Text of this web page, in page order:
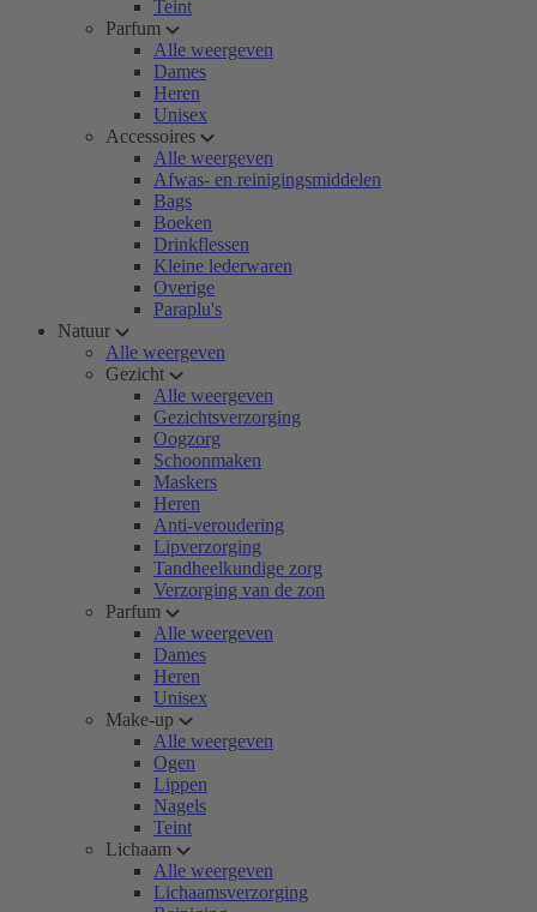
Teint
Parfum
Alle weergeven
Dames
Heren
Unisex
Accessoires
Alle weergeven
Afwas- en reinigingsmiddelen
Bags
Boeken
Drinkflessen
Kleine lederwaren
Overige
Paraplu's
Natuur
Alle weergeven
Gezicht
Alle weergeven
Gezichtsverzorging
Oogzorg
Schoonmaken
Maskers
Heren
Anti-veroudering
Lipverzorging
Tandheelkundige zorg
Verzorging van de zon
Parfum
Alle weergeven
Dames
Heren
Unisex
Make-up
Alle weergeven
Ogen
Lippen
Nagels
Teint
Lichaam
Alle weergeven
Lichaamsverzorging